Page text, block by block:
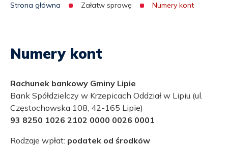
Strona główna Załatw sprawę Numery kont
Numery kont
Rachunek bankowy Gminy Lipie
Bank Spółdzielczy w Krzepicach Oddział w Lipiu (ul.
Częstochowska 108, 42-165 Lipie)
93 8250 1026 2102 0000 0026 0001
Rodzaje wpłat: podatek od środków